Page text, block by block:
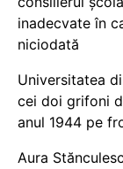
inadecvate în
niciodată
Universitatea
cei doi grifoni
anul 1944 pe
Aura